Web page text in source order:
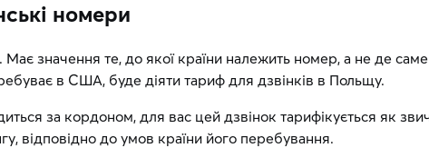
номери
значення те, до якої країни належить номер, а не де
в США, буде діяти тариф для дзвінків в Польщу.
за кордоном, для вас цей дзвінок тарифікується як
відповідно до умов країни його перебування.